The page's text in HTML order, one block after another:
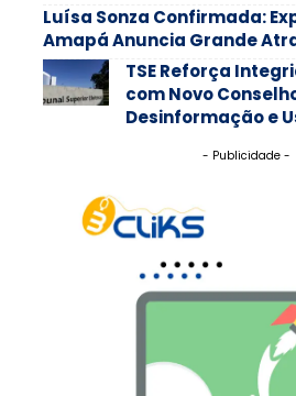
Luísa Sonza Confirmada:
Amapá Anuncia Grande
TSE Reforça
com Novo
Desinformação e
- Publicidade -